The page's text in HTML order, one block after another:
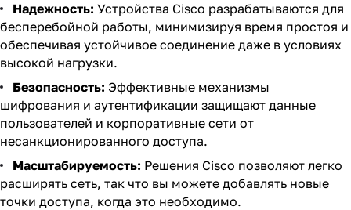
Надежность: Устройства Cisco разрабатываются для
бесперебойной работы, минимизируя время простоя и
обеспечивая устойчивое соединение даже в условиях
высокой нагрузки.
Безопасность: Эффективные механизмы
шифрования и аутентификации защищают данные
пользователей и корпоративные сети от
несанкционированного доступа.
Масштабируемость: Решения Cisco позволяют легко
расширять сеть, так что вы можете добавлять новые
точки доступа, когда это необходимо.